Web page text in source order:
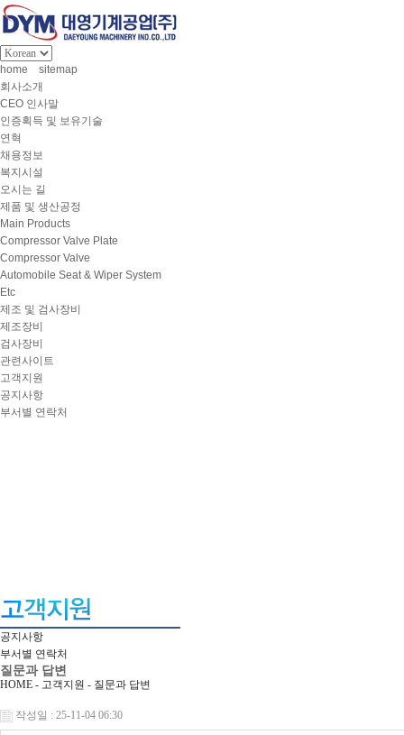
home
sitemap
회사소개
CEO 인사말
인증획득 및 보유기술
연혁
채용정보
복지시설
오시는 길
제품 및 생산공정
Main Products
Compressor Valve Plate
Compressor Valve
Automobile Seat & Wiper System
Etc
제조 및 검사장비
제조장비
검사장비
관련사이트
고객지원
공지사항
부서별 연락처
공지사항
부서별 연락처
질문과 답변
HOME - 고객지원 - 질문과 답변
작성일 : 25-11-04 06:30